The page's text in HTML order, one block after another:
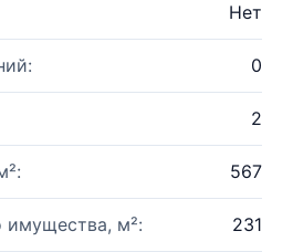
Нет
0
2
567
имущества, м²: 231